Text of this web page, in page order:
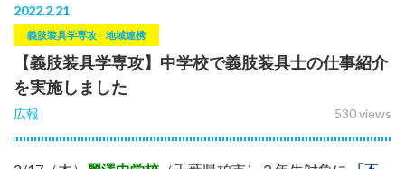
2022.2.21
義肢装具学専攻 地域連携
【義肢装具学専攻】中学校で義肢装具士の仕事紹介
を実施しました
530 views
広報